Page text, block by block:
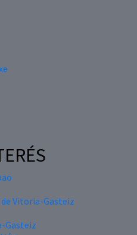
Vitoria-Gasteiz
Gasteiz